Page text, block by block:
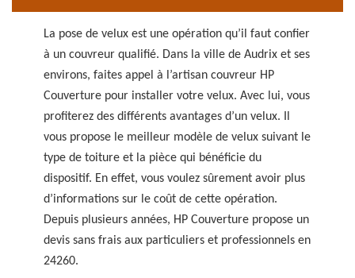
La pose de velux est une opération qu’il faut confier
à un couvreur qualifié. Dans la ville de Audrix et ses
environs, faites appel à l’artisan couvreur HP
Couverture pour installer votre velux. Avec lui, vous
profiterez des différents avantages d’un velux. Il
vous propose le meilleur modèle de velux suivant le
type de toiture et la pièce qui bénéficie du
dispositif. En effet, vous voulez sûrement avoir plus
d’informations sur le coût de cette opération.
Depuis plusieurs années, HP Couverture propose un
devis sans frais aux particuliers et professionnels en
24260.